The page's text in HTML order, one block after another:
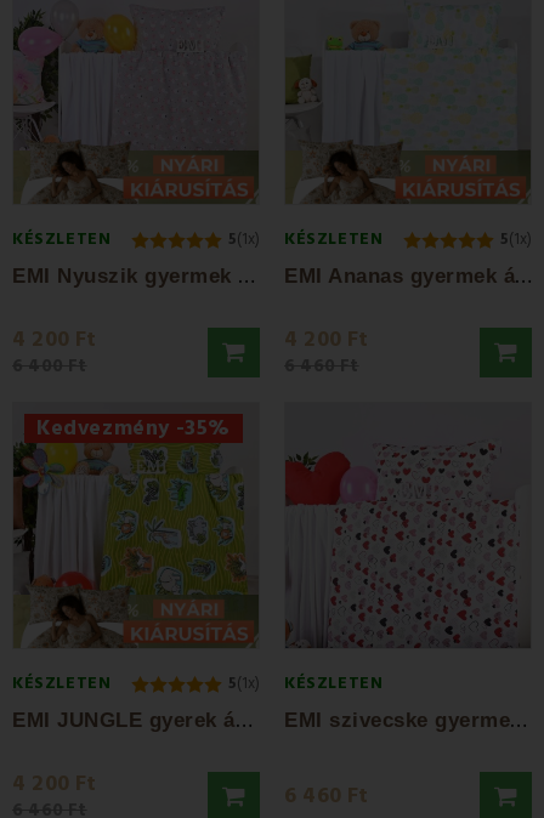
KÉSZLETEN 5(1x)
E
MI Nyuszik gyermek pamut ágyneműhuzat
4 200 Ft
KÉSZLETEN 5(1x)
E
MI Ananas gyermek ágyneműhuzat
4 200 Ft
Kedvezmény -35%
KÉSZLETEN 5(1x)
E
MI JUNGLE gyerek ágyneműhuzat
4 200 Ft
KÉSZLETEN
E
MI szivecske gyermek pamut ágyneműhuzat
6 460 Ft